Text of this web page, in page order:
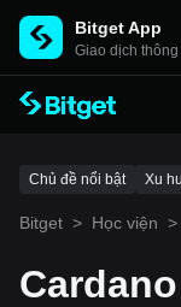
Bitget App
Giao dịch
Chủ đề nổi bật Xu
Bitget > Học viện >